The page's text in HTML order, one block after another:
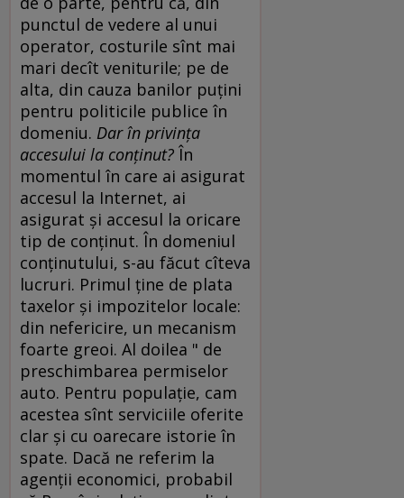
punctul de vedere al unui
operator, costurile sînt mai
mari decît veniturile; pe de
alta, din cauza banilor puţini
pentru politicile publice în
domeniu. Dar în privinţa
accesului la conţinut? În
momentul în care ai asigurat
accesul la Internet, ai
asigurat şi accesul la oricare
tip de conţinut. În domeniul
conţinutului, s-au făcut cîteva
lucruri. Primul ţine de plata
taxelor şi impozitelor locale:
din nefericire, un mecanism
foarte greoi. Al doilea " de
preschimbarea permiselor
auto. Pentru populaţie, cam
acestea sînt serviciile oferite
clar şi cu oarecare istorie în
spate. Dacă ne referim la
agenţii economici, probabil